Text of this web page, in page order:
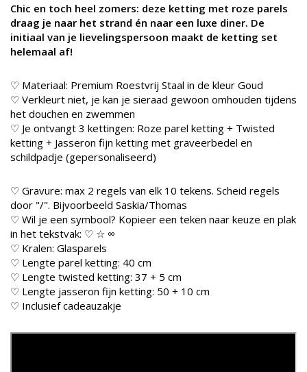
Chic en toch heel zomers: deze ketting met roze parels
draag je naar het strand én naar een luxe diner. De
initiaal van je lievelingspersoon maakt de ketting set
helemaal af!
♡ Materiaal: Premium Roestvrij Staal in de kleur Goud
♡ Verkleurt niet, je kan je sieraad gewoon omhouden tijdens
het douchen en zwemmen
♡ Je ontvangt 3 kettingen: Roze parel ketting + Twisted
ketting + Jasseron fijn ketting met graveerbedel en
schildpadje (gepersonaliseerd)
♡ Gravure: max 2 regels van elk 10 tekens. Scheid regels
door "/". Bijvoorbeeld Saskia/Thomas
♡ Wil je een symbool? Kopieer een teken naar keuze en plak
in het tekstvak: ♡ ☆ ∞
♡ Kralen: Glasparels
♡ Lengte parel ketting: 40 cm
♡ Lengte twisted ketting: 37 + 5 cm
♡ Lengte jasseron fijn ketting: 50 + 10 cm
♡ Inclusief cadeauzakje